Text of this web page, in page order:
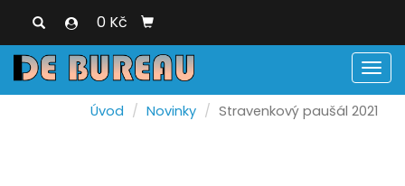
0 Kč
Úvod Novinky Stravenkový paušál 2021